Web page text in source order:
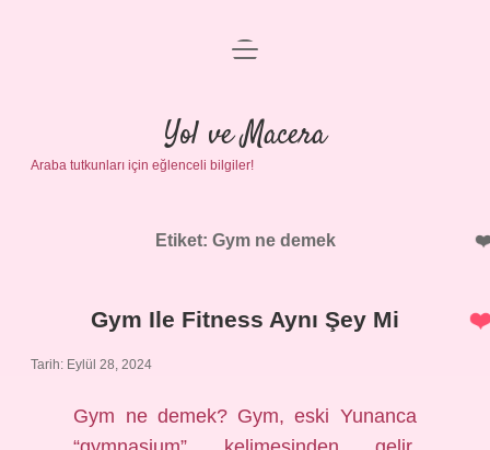
Anasayfa
Gizlilik Politikası
Yasal Uyarı
menüyü
Yol ve Macera
Araba tutkunları için eğlenceli bilgiler!
Etiket: Gym ne demek
Gym Ile Fitness Aynı Şey Mi
Tarih: Eylül 28, 2024
Gym ne demek? Gym, eski Yunanca